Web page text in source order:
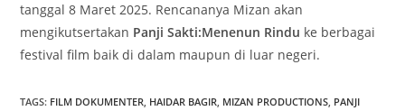
tanggal 8 Maret 2025. Rencananya Mizan akan
mengikutsertakan Panji Sakti:Menenun Rindu ke berbagai
festival film baik di dalam maupun di luar negeri.
TAGS: FILM DOKUMENTER, HAIDAR BAGIR, MIZAN PRODUCTIONS, PANJI